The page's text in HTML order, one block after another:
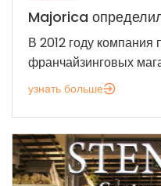
Majorica
В 2012 году компания
франчайзинговых
узнать больше